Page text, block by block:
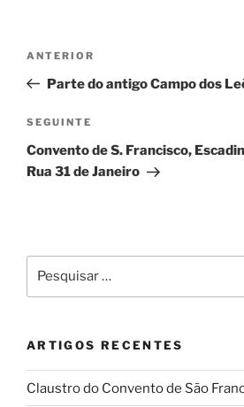
artigos
Conteúdo
anterior
ANTERIOR
Parte do antigo Campo dos
Conteúdo
seguinte
SEGUINTE
Convento de S. Francisco,
Rua 31 de Janeiro
por:
ARTIGOS RECENTES
Claustro do Convento de São